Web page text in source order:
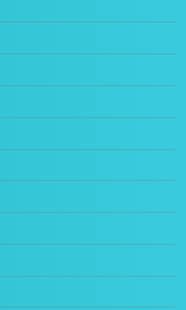
私营部门的客户，超过 50
地进一步发展您的业务满
Bangkok, 10240